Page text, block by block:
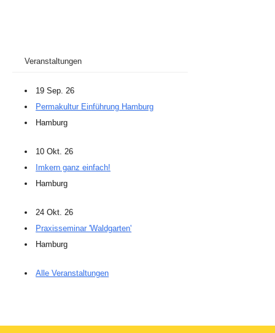
Veranstaltungen
19 Sep. 26
Permakultur Einführung Hamburg
Hamburg
10 Okt. 26
Imkern ganz einfach!
Hamburg
24 Okt. 26
Praxisseminar 'Waldgarten'
Hamburg
Alle Veranstaltungen